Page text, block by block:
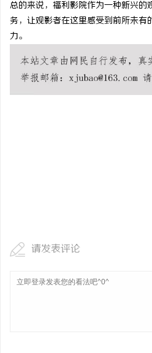
总的来说，福利影院作为一种新兴的
务，让观影者在这里感受到前所未有
力。
请发表评论
汉配眼镜 上海配眼镜